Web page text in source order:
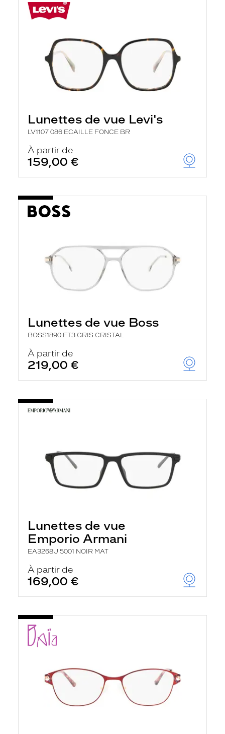
Lunettes de vue Levi's
LV1107 086 ECAILLE FONCE BR
À partir de
159,00 €
Lunettes de vue Boss
BOSS1890 FT3 GRIS CRISTAL
À partir de
219,00 €
Lunettes de vue
Emporio Armani
EA3268U 5001 NOIR MAT
À partir de
169,00 €